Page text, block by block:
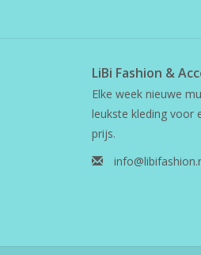
LiBi Fashion &
Elke week nieuwe
leukste kleding voor
prijs.